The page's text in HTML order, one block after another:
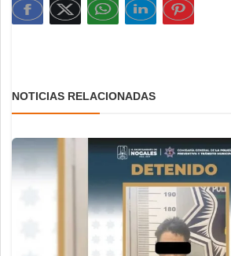
NOTICIAS RELACIONADAS